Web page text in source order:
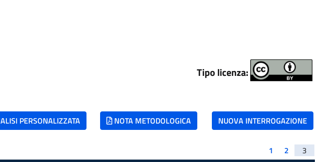
Tipo licenza:
NOTA METODOLOGICA
NUOVA INTERROGAZIONE
1 2 3